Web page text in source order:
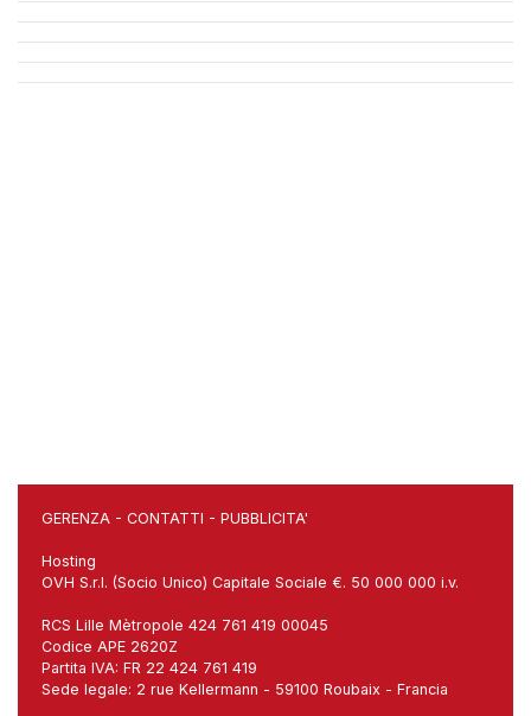
GERENZA - CONTATTI - PUBBLICITA'
Hosting
OVH S.r.l. (Socio Unico) Capitale Sociale €. 50 000 000 i.v.
RCS Lille Mètropole 424 761 419 00045
Codice APE 2620Z
Partita IVA: FR 22 424 761 419
Sede legale: 2 rue Kellermann - 59100 Roubaix - Francia